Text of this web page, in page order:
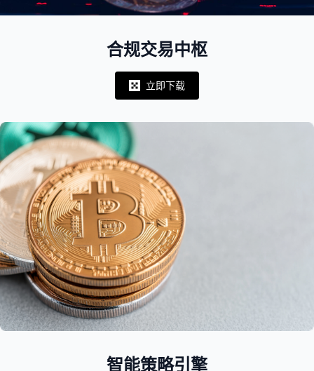
合规交易中枢
Notifications
立即下载
智能策略引擎